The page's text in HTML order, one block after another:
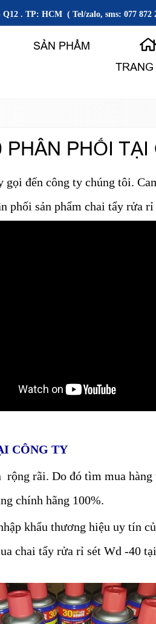
. TP: HCM ( Tel/zalo, sms: 077 872
SẢN PHẨM
TRANG
PHỐI TẠI
đến công ty chúng tôi.
phối sản phẩm chai tẩy rửa
CÔNG TY
rãi. Do đó tìm mua hàng
chính hãng 100%.
khẩu thương hiệu uy tín
chai tẩy rửa rỉ sét Wd -40